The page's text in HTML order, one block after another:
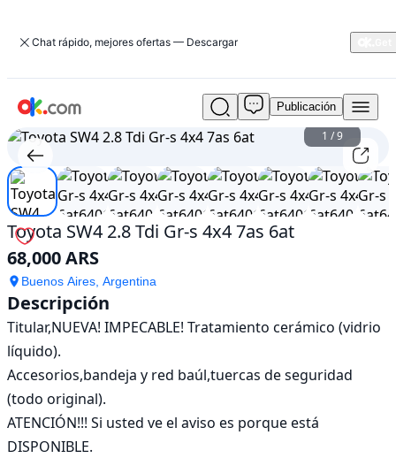
Chat rápido, mejores ofertas — Descargar
Usado
Toyota
SW4
2.8
Tdi
Gr-
s
4x4
7as
6at
En
venta
68,000
ARS
Publicación
1 /9
Toyota SW4 2.8 Tdi Gr-s 4x4 7as 6at
68,000 ARS
Buenos Aires, Argentina
Descripción
Titular,NUEVA! IMPECABLE! Tratamiento cerámico (vidrio
líquido).
Accesorios,bandeja y red baúl,tuercas de seguridad
(todo original).
ATENCIÓN!!! Si usted ve el aviso es porque está
DISPONIBLE.